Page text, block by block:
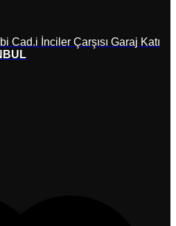
Cad.i İnciler Çarşısı Garaj Katı